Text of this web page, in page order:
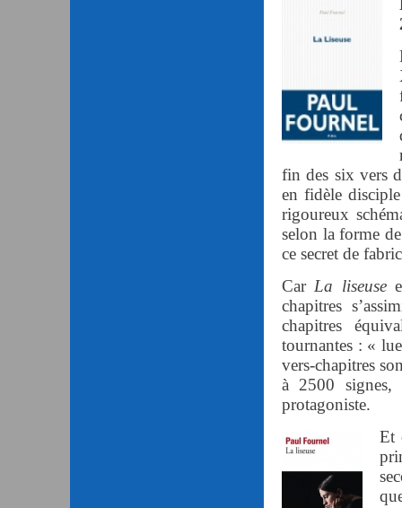
fin des six vers
en fidèle
rigoureux
selon la forme
ce secret de
Car La liseuse
chapitres
chapitres
tournantes : «
vers-chapitres
à 2500
protagoniste.
Et